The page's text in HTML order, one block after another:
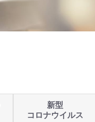
新型
コロナウイルス